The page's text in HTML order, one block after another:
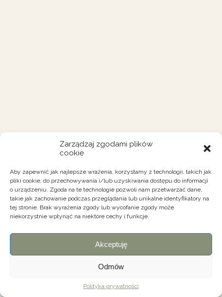
Zarządzaj zgodami plików
cookie
Aby zapewnić jak najlepsze wrażenia, korzystamy z technologii, takich jak
pliki cookie, do przechowywania i/lub uzyskiwania dostępu do informacji
o urządzeniu. Zgoda na te technologie pozwoli nam przetwarzać dane,
takie jak zachowanie podczas przeglądania lub unikalne identyfikatory na
tej stronie. Brak wyrażenia zgody lub wycofanie zgody może
niekorzystnie wpłynąć na niektóre cechy i funkcje.
Akceptuję
Odmów
Polityka prywatności